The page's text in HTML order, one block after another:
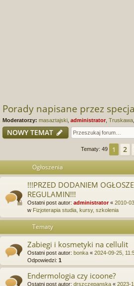
Porady napisane przez
Moderatorzy: masaztajski administrator Truskawa
NOWY TEMAT
Tematy: 49 1 2
Ogłoszenia
!!!PRZED DODANIEM
REGULAMIN!!!
Ostatni post autor: administrator« 2010-
w Fizjoterapia studia, kursy, szkolenia
Tematy
Zabiegi i kosmetyki na cellulit
Ostatni post autor: bonka « 2024-09-25,
Odpowiedzi: 1
Endermologia czy icoone?
Ostatni post autor: drszczepanska « 2023-